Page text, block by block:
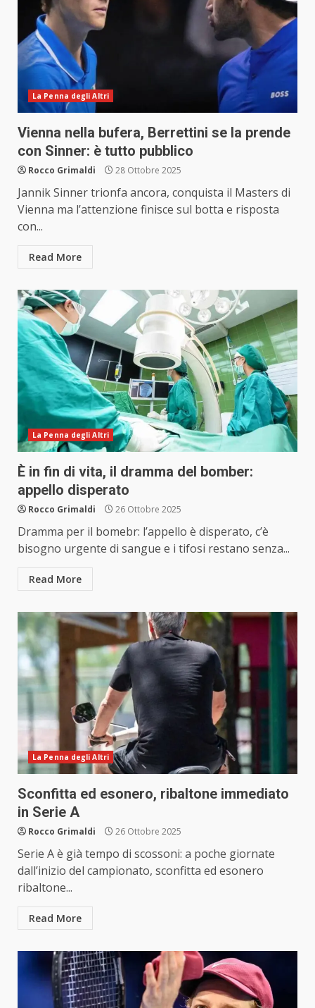
La Penna degli Altri
Vienna nella bufera, Berrettini se la prende
con Sinner: è tutto pubblico
Rocco Grimaldi 28 Ottobre 2025
Jannik Sinner trionfa ancora, conquista il Masters di
Vienna ma l’attenzione finisce sul botta e risposta
con...
Read More
La Penna degli Altri
È in fin di vita, il dramma del bomber:
appello disperato
Rocco Grimaldi 26 Ottobre 2025
Dramma per il bomebr: l’appello è disperato, c’è
bisogno urgente di sangue e i tifosi restano senza...
Read More
La Penna degli Altri
Sconfitta ed esonero, ribaltone immediato
in Serie A
Rocco Grimaldi 26 Ottobre 2025
Serie A è già tempo di scossoni: a poche giornate
dall’inizio del campionato, sconfitta ed esonero
ribaltone...
Read More